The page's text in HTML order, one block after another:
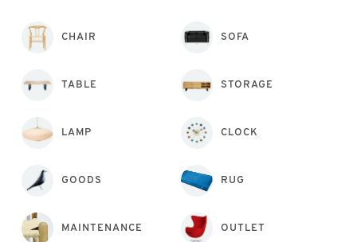
CHAIR SOFA
TABLE STORAGE
LAMP CLOCK
GOODS RUG
MAINTENANCE OUTLET